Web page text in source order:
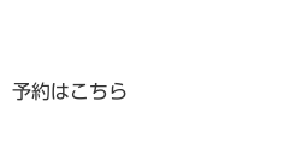
予約はこちら